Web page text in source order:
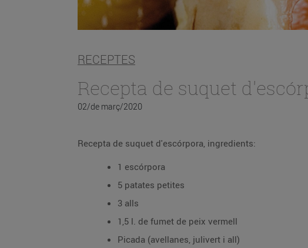
RECEPTES
Recepta de suquet
02/de març/2020
Recepta de suquet d'escórpora, ingredients:
1 escórpora
5 patates petites
3 alls
1,5 l. de fumet de peix vermell
Picada (avellanes, julivert i all)